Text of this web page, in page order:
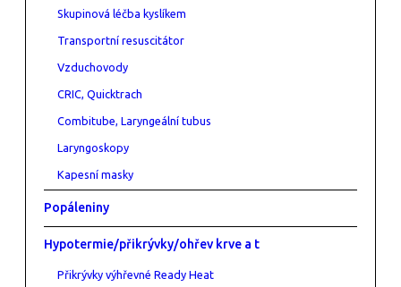
Skupinová léčba kyslíkem
Transportní resuscitátor
Vzduchovody
CRIC, Quicktrach
Combitube, Laryngeální tubus
Laryngoskopy
Kapesní masky
Popáleniny
Hypotermie/přikrývky/ohřev krve a t
Přikrývky výhřevné Ready Heat